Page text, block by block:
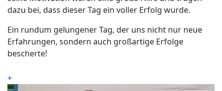
dazu bei, dass dieser Tag ein voller Erfolg wurde.
Ein rundum gelungener Tag, der uns nicht nur neue
Erfahrungen, sondern auch großartige Erfolge
bescherte!
+